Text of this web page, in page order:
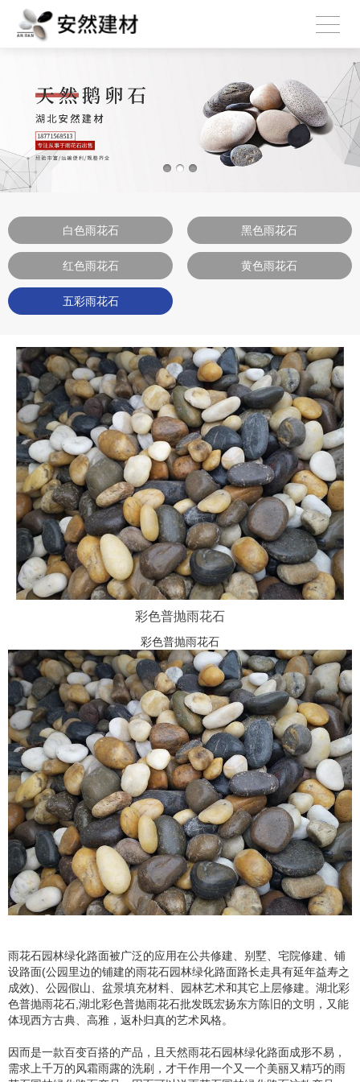
白色雨花石 黑色雨花石
红色雨花石 黄色雨花石
五彩雨花石
彩色普抛雨花石
彩色普抛雨花石
雨花石园林绿化路面被广泛的应用在公共修建、别墅、宅院修建、铺
设路面(公园里边的铺建的雨花石园林绿化路面路长走具有延年益寿之
成效)、公园假山、盆景填充材料、园林艺术和其它上层修建。湖北彩
色普抛雨花石,湖北彩色普抛雨花石批发既宏扬东方陈旧的文明，又能
体现西方古典、高雅，返朴归真的艺术风格。
因而是一款百变百搭的产品，且天然雨花石园林绿化路面成形不易，
需求上千万的风霜雨露的洗刷，才干作用一个又一个美丽又精巧的雨